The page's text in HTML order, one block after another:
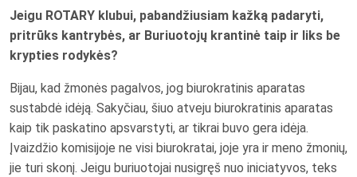
Jeigu ROTARY klubui, pabandžiusiam kažką padaryti,
pritrūks kantrybės, ar Buriuotojų krantinė taip ir liks be
krypties rodykės?
Bijau, kad žmonės pagalvos, jog biurokratinis aparatas
sustabdė idėją. Sakyčiau, šiuo atveju biurokratinis aparatas
kaip tik paskatino apsvarstyti, ar tikrai buvo gera idėja.
Įvaizdžio komisijoje ne visi biurokratai, joje yra ir meno žmonių,
jie turi skonį. Jeigu buriuotojai nusigręš nuo iniciatyvos, teks